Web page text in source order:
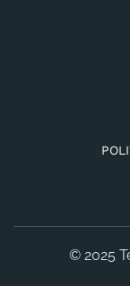
© 2025